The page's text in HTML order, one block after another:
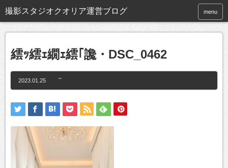
撮影スタジオクオリア運営ブログ menu
繧ｯ繧ｪ繝ｪ繧｢讒・DSC_0462
2023.01.25